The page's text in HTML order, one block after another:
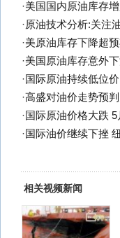
·美国国内原油库存
·原油技术分析:关注
·美原油库存下降超
·美国原油库存意外
· 国际原油持续低位
·高盛对油价走势预
· 国际原油价格大跌
· 国际油价继续下挫
相关视频新闻